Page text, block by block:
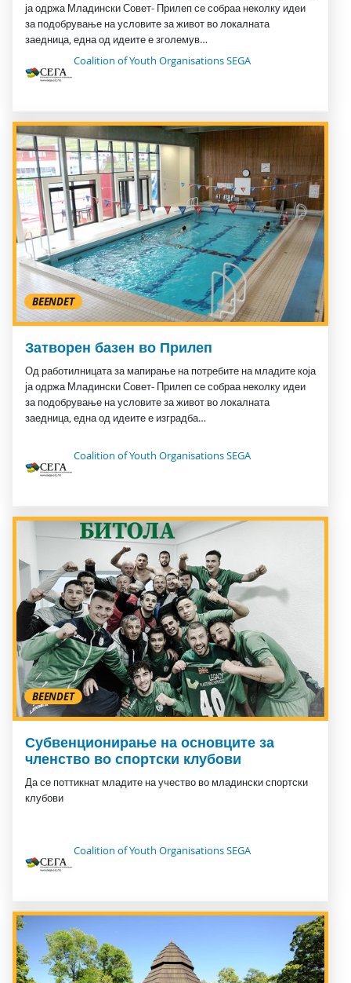
ја одржа Младински Совет- Прилеп се собраа неколку идеи
за подобрување на условите за живот во локалната
заедница, една од идеите е зголемув…
Coalition of Youth Organisations SEGA
BEENDET
Затворен базен во Прилеп
Од работилницата за мапирање на потребите на младите која
ја одржа Младински Совет- Прилеп се собраа неколку идеи
за подобрување на условите за живот во локалната
заедница, една од идеите е изградба…
Coalition of Youth Organisations SEGA
BEENDET
Субвенционирање на основците за
членство во спортски клубови
Да се поттикнат младите на учество во младински спортски
клубови
Coalition of Youth Organisations SEGA